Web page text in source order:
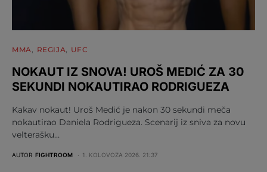
MMA REGIJA UFC
NOKAUT IZ SNOVA! UROŠ MEDIĆ ZA 30
SEKUNDI NOKAUTIRAO RODRIGUEZA
Kakav nokaut! Uroš Medić je nakon 30 sekundi meča
nokautirao Daniela Rodrigueza. Scenarij iz sniva za novu
velterašku…
AUTOR FIGHTROOM 1. KOLOVOZA 2026. 21:37